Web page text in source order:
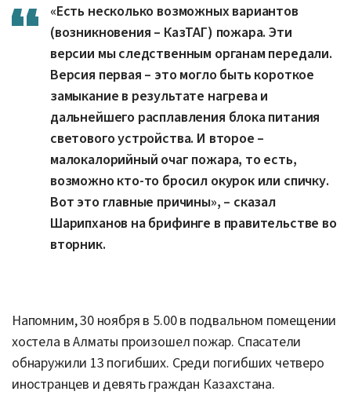
«Есть несколько возможных вариантов
(возникновения – КазТАГ) пожара. Эти
версии мы следственным органам передали.
Версия первая – это могло быть короткое
замыкание в результате нагрева и
дальнейшего расплавления блока питания
светового устройства. И второе –
малокалорийный очаг пожара, то есть,
возможно кто-то бросил окурок или спичку.
Вот это главные причины», – сказал
Шарипханов на брифинге в правительстве во
вторник.
Напомним, 30 ноября в 5.00 в подвальном помещении
хостела в Алматы произошел пожар. Спасатели
обнаружили 13 погибших. Среди погибших четверо
иностранцев и девять граждан Казахстана.